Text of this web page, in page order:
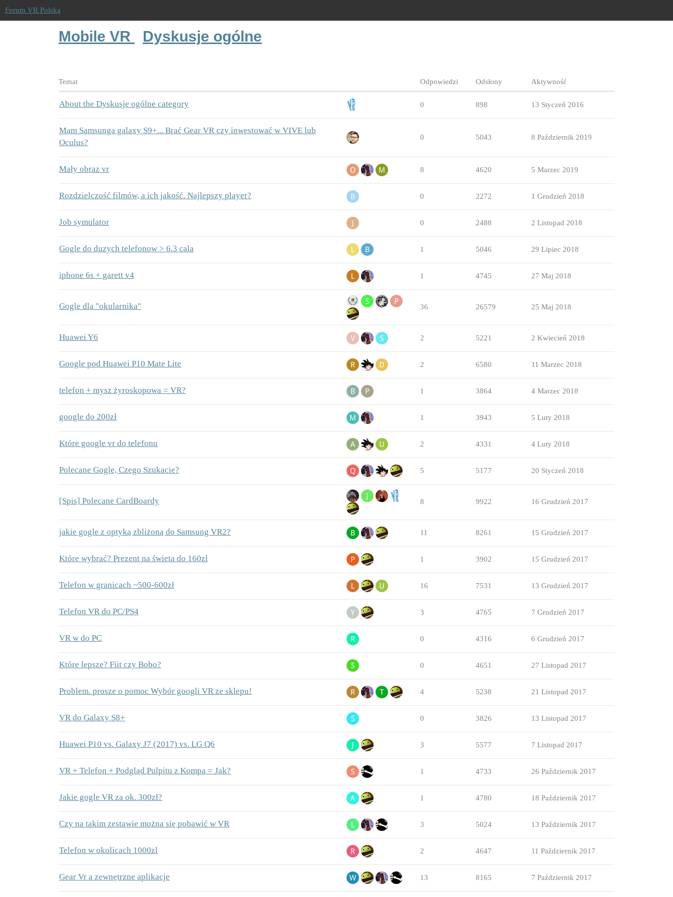
Forum VR Polska
Mobile VR Dyskusje ogólne
Temat Odpowiedzi Odsłony Aktywność
About the Dyskusje ogólne category 0 898 13 Styczeń 2016
Mam Samsunga galaxy S9+... Brać Gear VR czy inwestować w VIVE lub
Oculus?
0 5043 8 Październik 2019
Mały obraz vr 8 4620 5 Marzec 2019
Rozdzielczość filmów, a ich jakość. Najlepszy player? 0 2272 1 Grudzień 2018
Job symulator 0 2488 2 Listopad 2018
Gogle do duzych telefonow > 6.3 cala 1 5046 29 Lipiec 2018
iphone 6s + garett v4 1 4745 27 Maj 2018
Gogle dla "okularnika" 36 26579 25 Maj 2018
Huawei Y6 2 5221 2 Kwiecień 2018
Google pod Huawei P10 Mate Lite 2 6580 11 Marzec 2018
telefon + mysz żyroskopowa = VR? 1 3864 4 Marzec 2018
google do 200zł 1 3943 5 Luty 2018
Które google vr do telefonu 2 4331 4 Luty 2018
Polecane Gogle, Czego Szukacie? 5 5177 20 Styczeń 2018
[Spis] Polecane CardBoardy 8 9922 16 Grudzień 2017
jakie gogle z optyką zbliżoną do Samsung VR2? 11 8261 15 Grudzień 2017
Które wybrać? Prezent na świeta do 160zl 1 3902 15 Grudzień 2017
Telefon w granicach ~500-600zł 16 7531 13 Grudzień 2017
Telefon VR do PC/PS4 3 4765 7 Grudzień 2017
VR w do PC 0 4316 6 Grudzień 2017
Które lepsze? Fiit czy Bobo? 0 4651 27 Listopad 2017
Problem. prosze o pomoc Wybór googli VR ze sklepu! 4 5238 21 Listopad 2017
VR do Galaxy S8+ 0 3826 13 Listopad 2017
Huawei P10 vs. Galaxy J7 (2017) vs. LG Q6 3 5577 7 Listopad 2017
VR + Telefon + Podgląd Pulpitu z Kompa = Jak? 1 4733 26 Październik 2017
Jakie gogle VR za ok. 300zł? 1 4780 18 Październik 2017
Czy na takim zestawie można się pobawić w VR 3 5024 13 Październik 2017
Telefon w okolicach 1000zl 2 4647 11 Październik 2017
Gear Vr a zewnętrzne aplikacje 13 8165 7 Październik 2017